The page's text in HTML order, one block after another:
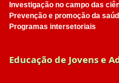
Investigação no campo das
Prevenção e promoção da
Programas intersetoriais
Educação de Jovens e